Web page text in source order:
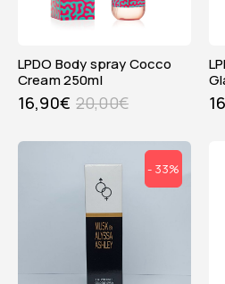
LPDO Body spray Cocco
Cream 250ml
20,00€
16,90€
LPDO Body spray Musk
- 33%